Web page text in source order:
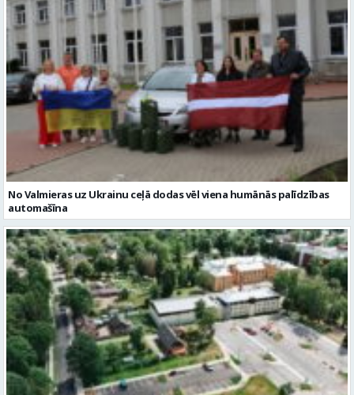
No Valmieras uz Ukrainu ceļā dodas vēl viena humānās palīdzības
automašīna